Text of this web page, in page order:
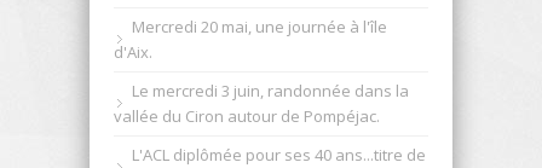
Mercredi 20 mai, une journée à l'île
d'Aix.
Le mercredi 3 juin, randonnée dans la
vallée du Ciron autour de Pompéjac.
L'ACL diplômée pour ses 40 ans...titre de